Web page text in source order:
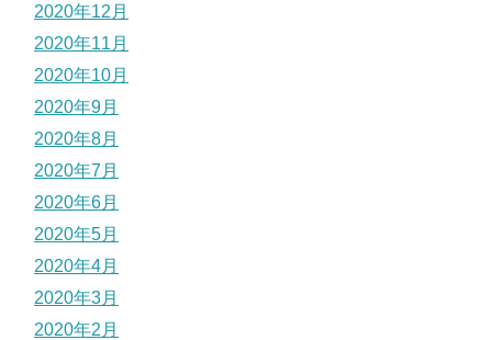
2020年12月
2020年11月
2020年10月
2020年9月
2020年8月
2020年7月
2020年6月
2020年5月
2020年4月
2020年3月
2020年2月